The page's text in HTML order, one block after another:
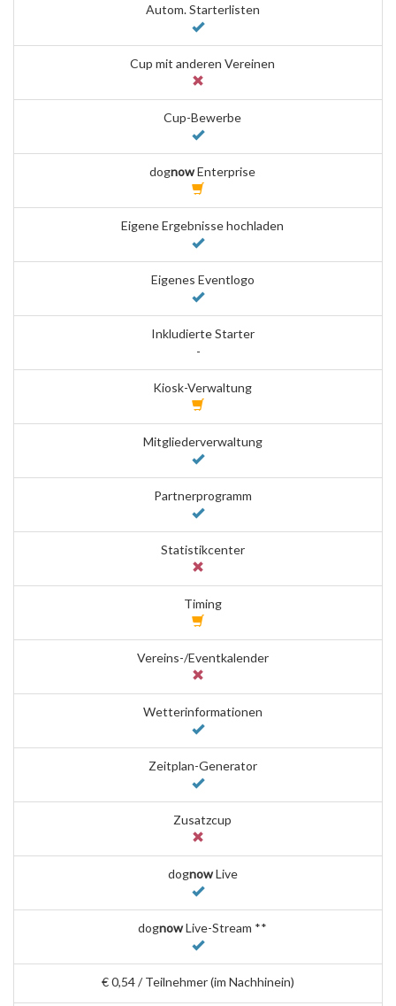
Autom. Starterlisten
Cup mit anderen Vereinen
Cup-Bewerbe
dognowEnterprise
Eigene Ergebnisse hochladen
Eigenes Eventlogo
Inkludierte Starter
-
Kiosk-Verwaltung
Mitgliederverwaltung
Partnerprogramm
Statistikcenter
Timing
Vereins-/Eventkalender
Wetterinformationen
Zeitplan-Generator
Zusatzcup
dognowLive
dognowLive-Stream **
€ 0,54 / Teilnehmer (im Nachhinein)